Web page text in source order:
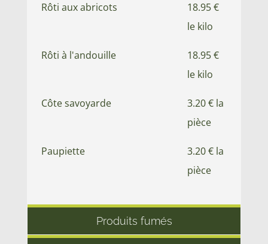
Rôti aux abricots
18.95 €
le kilo
Rôti à l'andouille
18.95 €
le kilo
Côte savoyarde
3.20 € la
pièce
Paupiette
3.20 € la
pièce
Produits fumés